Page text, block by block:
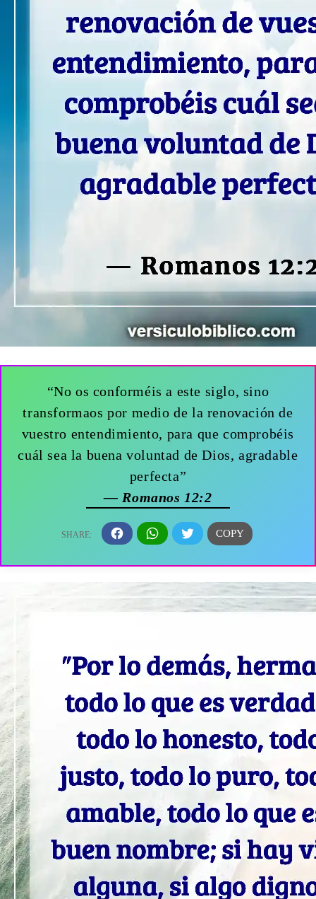
“No os conforméis a este siglo, sino
transformaos por medio de la renovación de
vuestro entendimiento, para que comprobéis
cuál sea la buena voluntad de Dios, agradable
perfecta”
— Romanos 12:2